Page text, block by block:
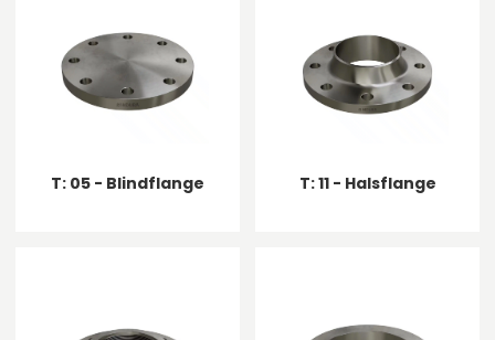
T: 05 - Blindflange T: 11 - Halsflange